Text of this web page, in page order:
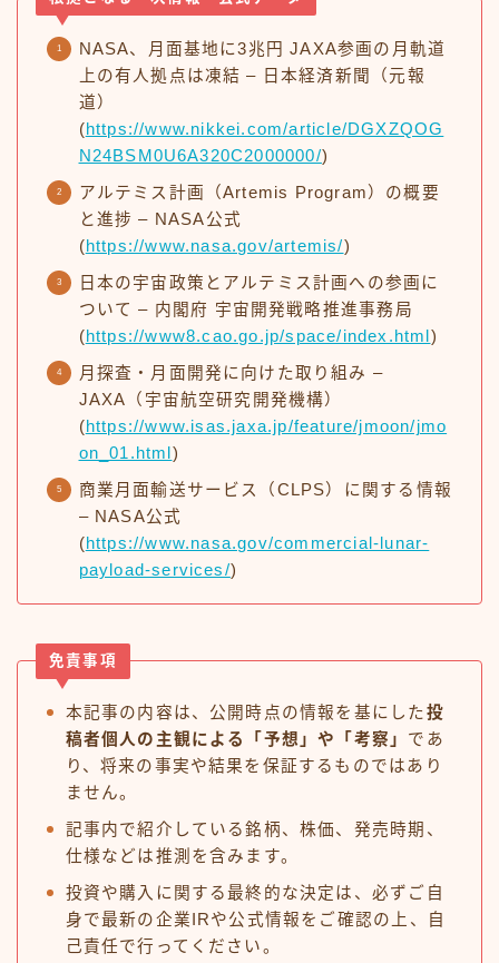
NASA、月面基地に3兆円 JAXA参画の月軌道
上の有人拠点は凍結 – 日本経済新聞（元報
道）
(https://www.nikkei.com/article/DGXZQOG
N24BSM0U6A320C2000000/)
アルテミス計画（Artemis Program）の概要
と進捗 – NASA公式
(https://www.nasa.gov/artemis/)
日本の宇宙政策とアルテミス計画への参画に
ついて – 内閣府 宇宙開発戦略推進事務局
(https://www8.cao.go.jp/space/index.html )
月探査・月面開発に向けた取り組み –
JAXA（宇宙航空研究開発機構）
(https://www.isas.jaxa.jp/feature/jmoon/jmo
on_01.html )
商業月面輸送サービス（CLPS）に関する情報
– NASA公式
(https://www.nasa.gov/commercial-lunar-
payload-services/)
免責事項
本記事の内容は、公開時点の情報を基にした投
稿者個人の主観による「予想」や「考察」 であ
り、将来の事実や結果を保証するものではあり
ません。
記事内で紹介している銘柄、株価、発売時期、
仕様などは推測を含みます。
投資や購入に関する最終的な決定は、必ずご自
身で最新の企業IRや公式情報をご確認の上、自
己責任で行ってください。